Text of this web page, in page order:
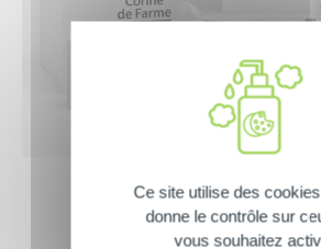
Nos sacrées
Vos produits chouchous à prix
Ce site utilise des
donne le contrôle sur
vous souhaitez